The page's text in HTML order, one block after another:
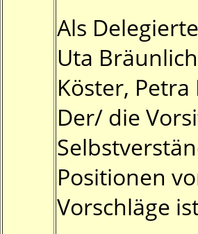
Als
Uta
Köster, Petra
Der/ die
Positionen
Vorschläge